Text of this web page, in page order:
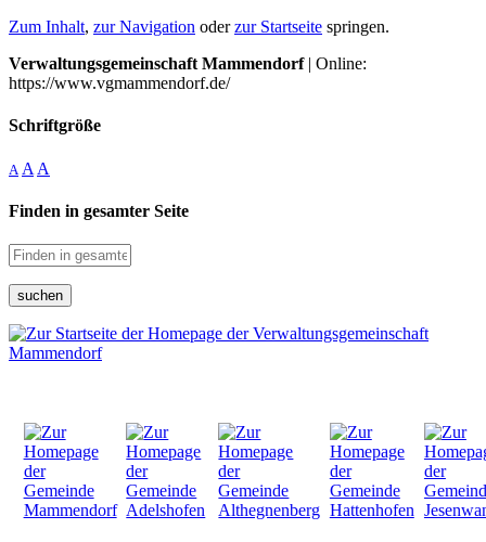
Zum Inhalt, zur Navigation oderzur Startseite springen.
Verwaltungsgemeinschaft Mammendorf| Online:
https://www.vgmammendorf.de/
Schriftgröße
A A A
Finden in gesamter Seite
suchen